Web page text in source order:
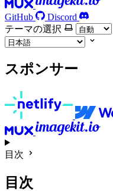
GitHub
Discord
テーマの選択
スポンサー
目次
目次